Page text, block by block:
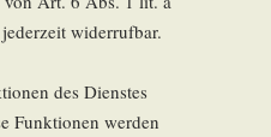
widerrufbar.
des Dienstes
Funktionen werden